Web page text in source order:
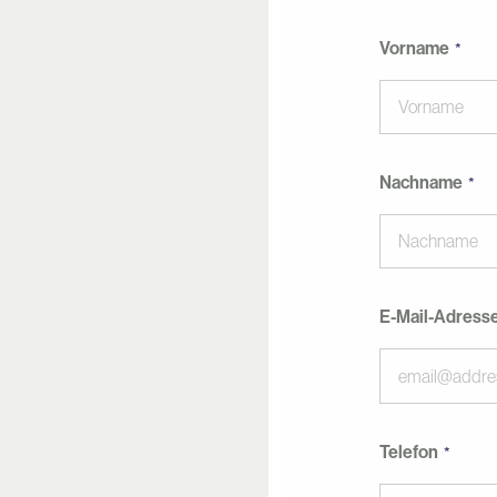
Vorname
Nachname
E-Mail-
Telefon